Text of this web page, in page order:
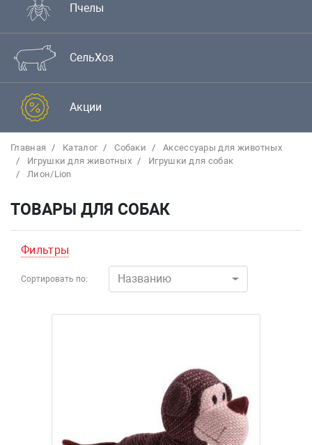
Пчелы
СельХоз
Акции
Главная Каталог Собаки
Аксессуары для животных
Игрушки для животных
Игрушки для собак
Лион/Lion
ТОВАРЫ ДЛЯ СОБАК
Фильтры
Сортировать по: Названию